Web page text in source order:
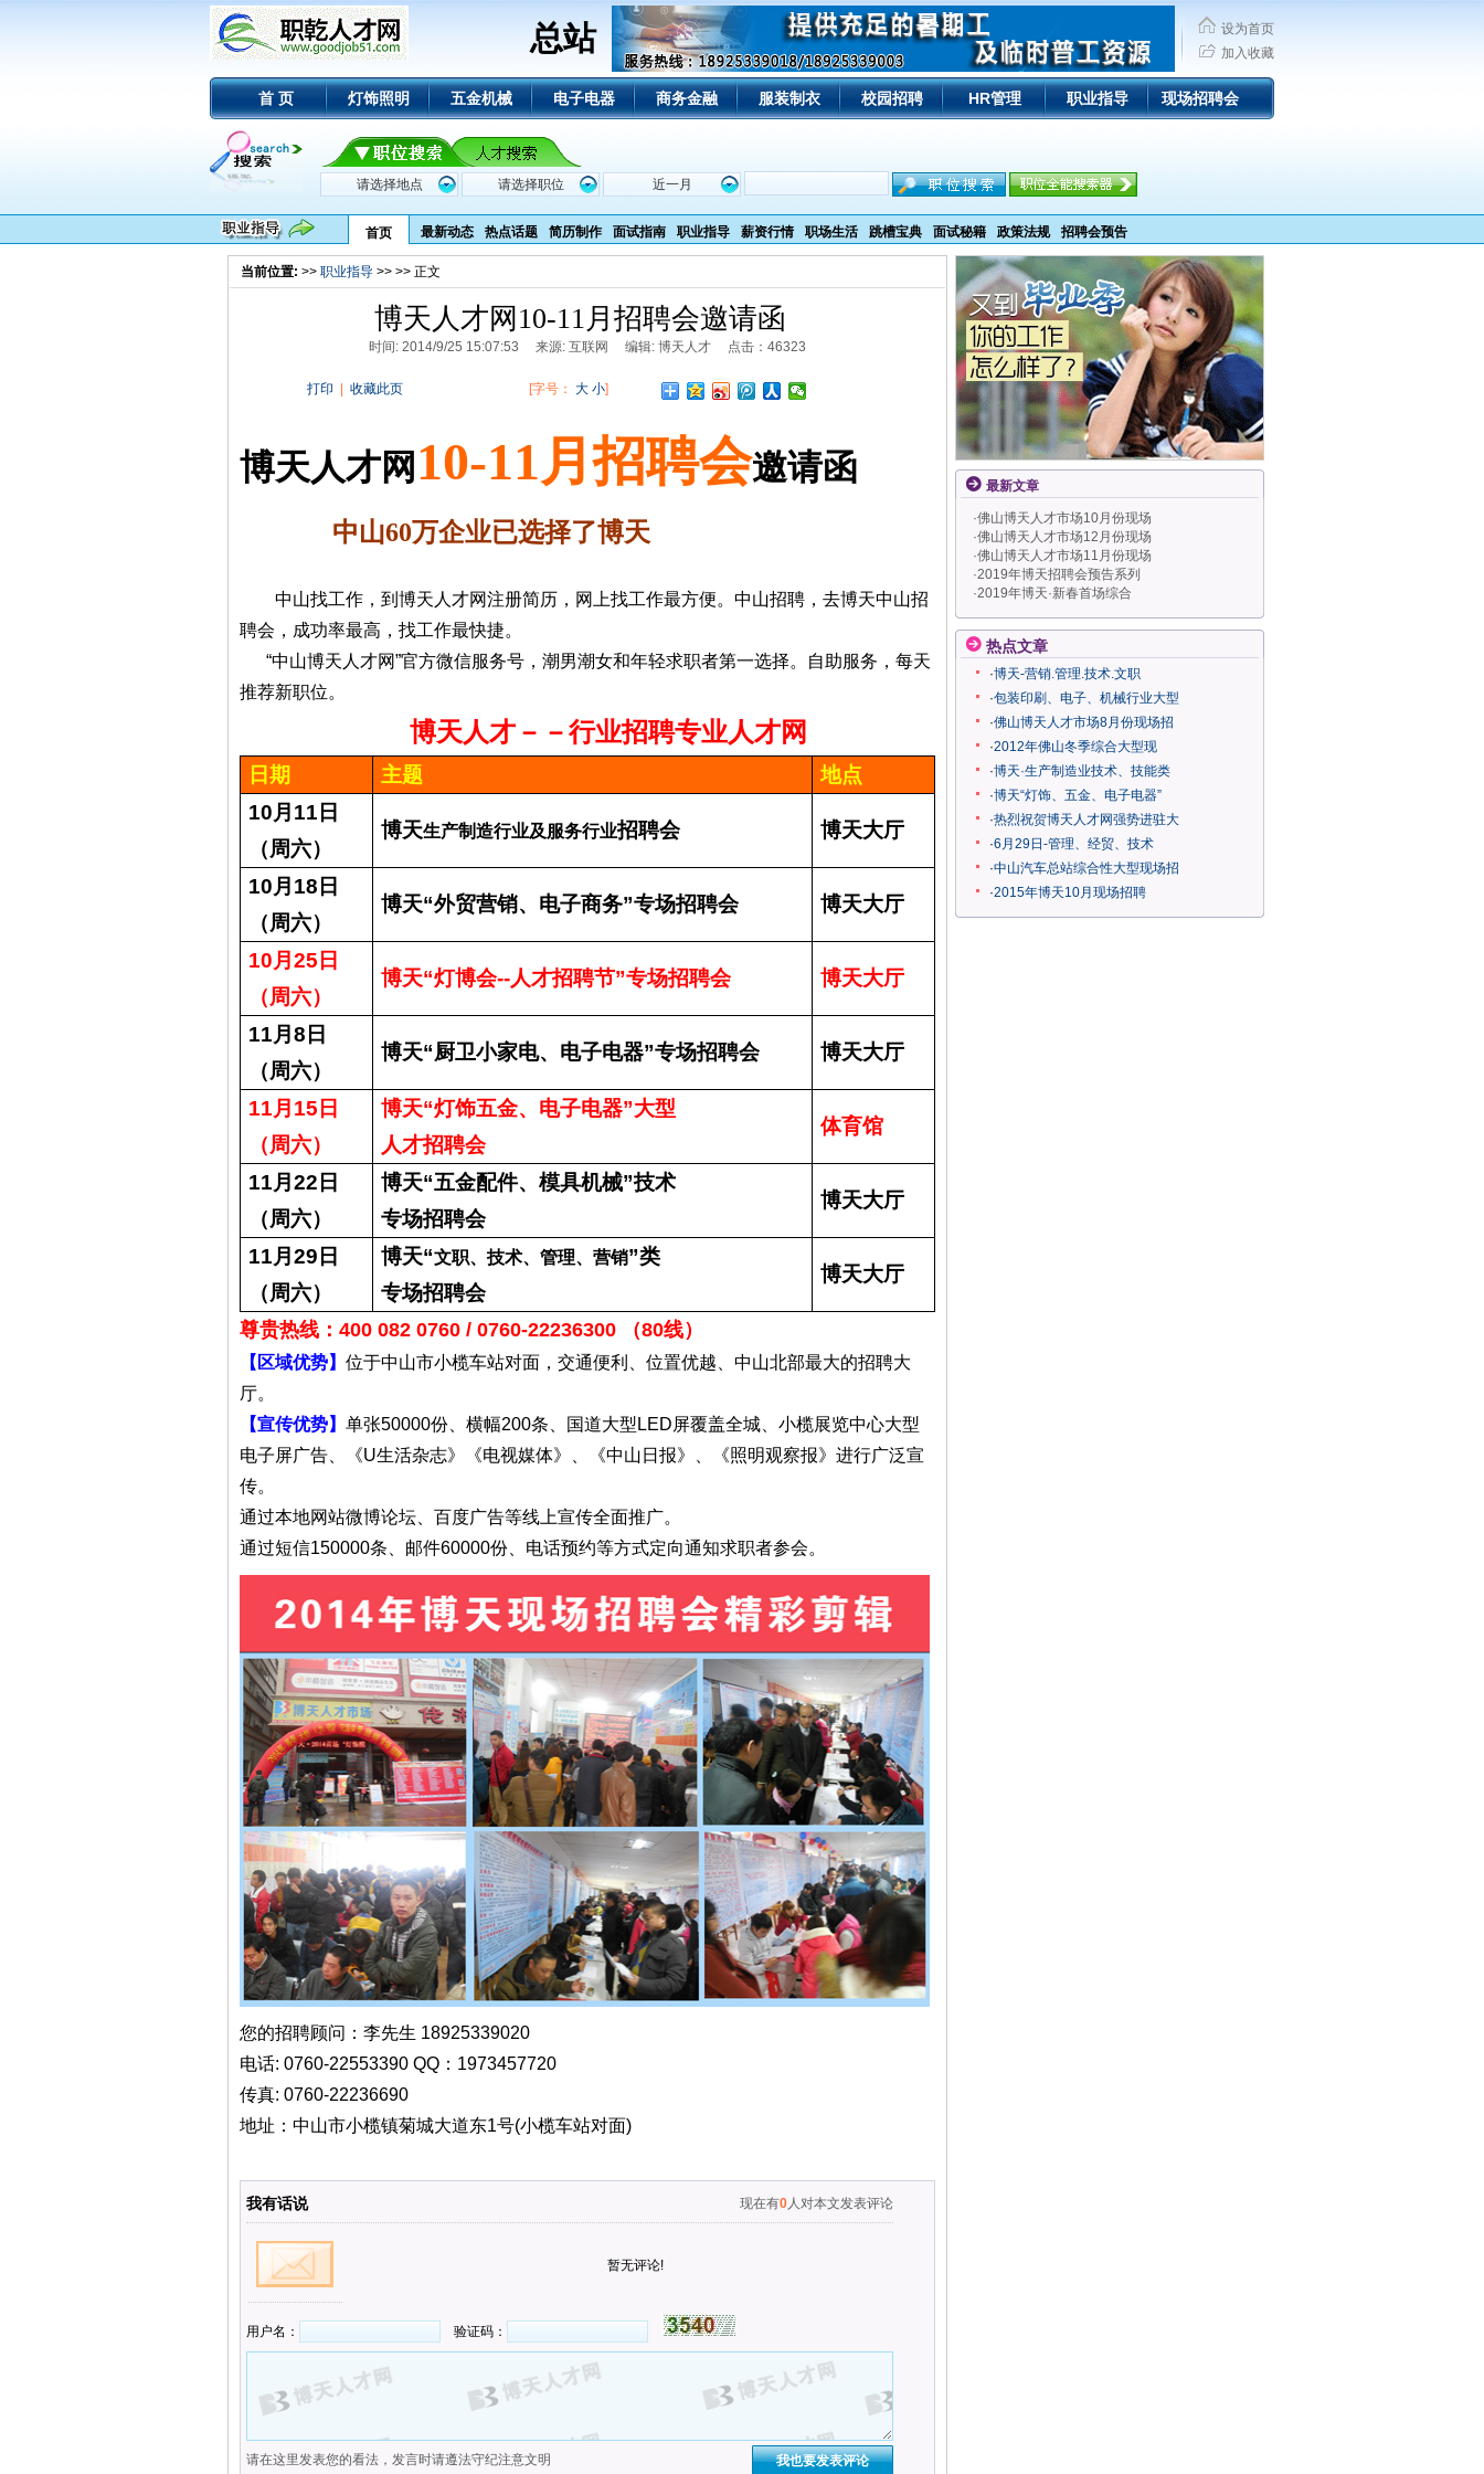
总站
设为首页
加入收藏
首 页 灯饰照明 五金机械 电子电器 商务金融 服装制衣 校园招聘 HR管理 职业指导 现场招聘会
首页 最新动态 热点话题 简历制作 面试指南 职业指导 薪资行情 职场生活 跳槽宝典 面试秘籍 政策法规 招聘会预告
当前位置: >> 职业指导>> >> 正文
博天人才网10-11月招聘会邀请函
时间: 2014/9/25 15:07:53 来源: 互联网 编辑: 博天人才 点击：46323
打印 收藏此页 [字号： 大 小]
博天人才网 10-11月招聘会邀请函
中山60万企业已选择了博天
中山找工作，到博天人才网注册简历，网上找工作最方便。中山招聘，去博天中山招
聘会，成功率最高，找工作最快捷。
“中山博天人才网”官方微信服务号，潮男潮女和年轻求职者第一选择。自助服务，每天
推荐新职位。
博天人才－－行业招聘专业人才网
日期 主题
地点
10月 11 日
（周六）
博天生产制造行业及服务行业招聘会 博天大厅
10月 18 日
（周六）
博天“外贸营销、电子商务”专场招聘会 博天大厅
10月 25 日
（周六）
博天“灯博会--人才招聘节”专场招聘会 博天大厅
11月 8 日
（周六）
博天“厨卫小家电、电子电器”专场招聘会 博天大厅
11月 15 日
（周六）
博天“灯饰五金、电子电器”大型
人才招聘会
体育馆
11月 22 日
（周六）
博天“五金配件、模具机械”技术
专场招聘会
博天大厅
11月 29 日
（周六）
博天“文职、技术、管理、营销”类
专场招聘会
博天大厅
尊贵热线：400 082 0760 / 0760-22236300 （80线）
【区域优势】 位于中山市小榄车站对面，交通便利、位置优越、中山北部最大的招聘大
厅。
【宣传优势】 单张50000份、横幅200条、国道大型LED屏覆盖全城、小榄展览中心大型
电子屏广告、《U生活杂志》《电视媒体》、《中山日报》、《照明观察报》进行广泛宣
传。
通过本地网站微博论坛、百度广告等线上宣传全面推广。
通过短信150000条、邮件60000份、电话预约等方式定向通知求职者参会。
您的招聘顾问：李先生 18925339020
电话: 0760-22553390 QQ：1973457720
传真: 0760-22236690
地址：中山市小榄镇菊城大道东1号(小榄车站对面)
我有话说 现在有0人对本文发表评论
暂无评论!
用户名： 验证码：
请在这里发表您的看法，发言时请遵法守纪注意文明
最新文章
·佛山博天人才市场10月份现场
·佛山博天人才市场12月份现场
·佛山博天人才市场11月份现场
·2019年博天招聘会预告系列
·2019年博天·新春首场综合
热点文章
·博天-营销.管理.技术.文职
·包装印刷、电子、机械行业大型
·佛山博天人才市场8月份现场招
·2012年佛山冬季综合大型现
·博天·生产制造业技术、技能类
·博天“灯饰、五金、电子电器”
·热烈祝贺博天人才网强势进驻大
·6月29日-管理、经贸、技术
·中山汽车总站综合性大型现场招
·2015年博天10月现场招聘